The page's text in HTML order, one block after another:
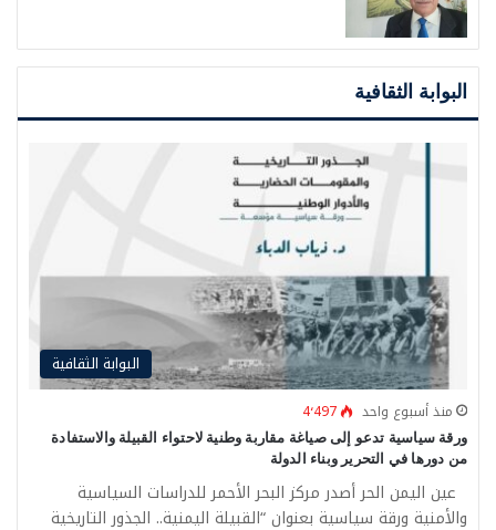
البوابة الثقافية
البوابة الثقافية
منذ أسبوع واحد 4٬497
ورقة سياسية تدعو إلى صياغة مقاربة وطنية لاحتواء القبيلة والاستفادة
من دورها في التحرير وبناء الدولة
عين اليمن الحر أصدر مركز البحر الأحمر للدراسات السياسية
والأمنية ورقة سياسية بعنوان “القبيلة اليمنية.. الجذور التاريخية